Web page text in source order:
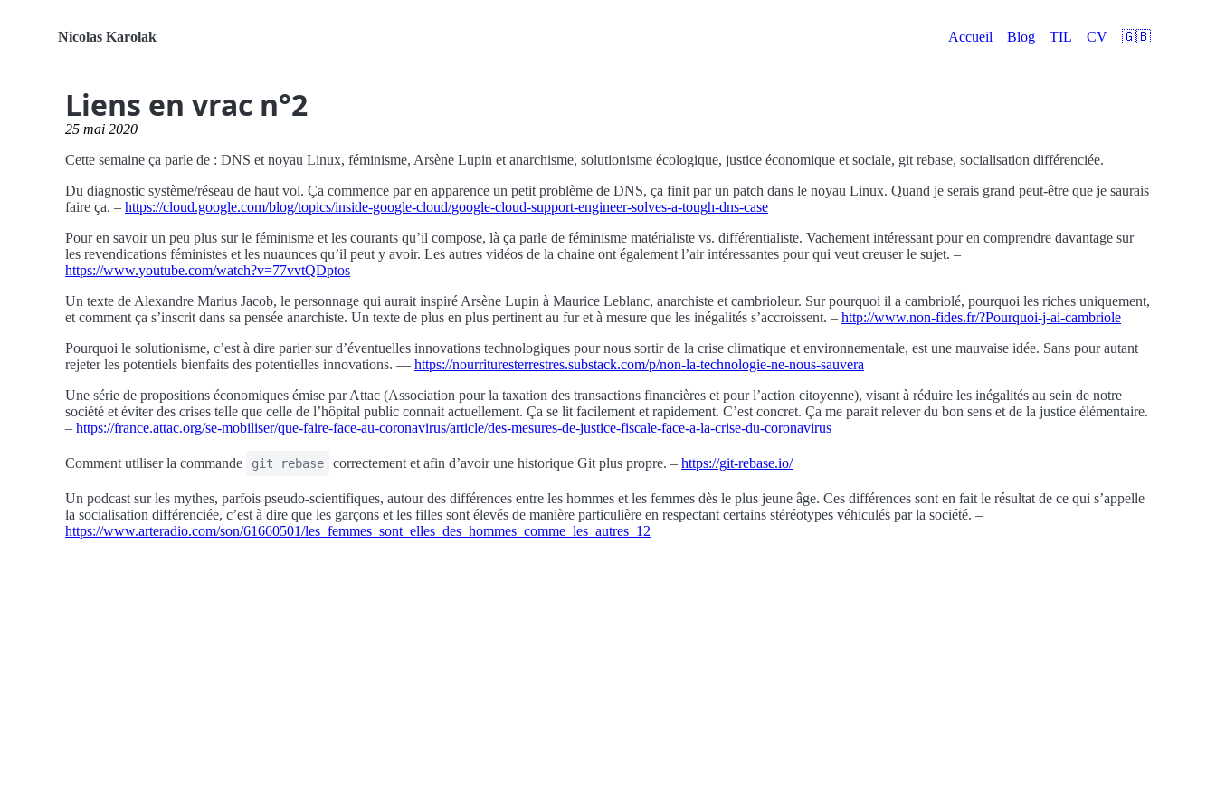
Nicolas Karolak Accueil Blog TIL CV 🇬🇧
Liens en vrac n°2
25 mai 2020
Cette semaine ça parle de : DNS et noyau Linux, féminisme, Arsène Lupin et anarchisme, solutionisme écologique, justice économique et sociale, git rebase, socialisation différenciée.
Du diagnostic système/réseau de haut vol. Ça commence par en apparence un petit problème de DNS, ça finit par un patch dans le noyau Linux. Quand je serais grand peut-être que je saurais
faire ça. – https://cloud.google.com/blog/topics/inside-google-cloud/google-cloud-support-engineer-solves-a-tough-dns-case
Pour en savoir un peu plus sur le féminisme et les courants qu’il compose, là ça parle de féminisme matérialiste vs. différentialiste. Vachement intéressant pour en comprendre davantage sur
les revendications féministes et les nuaunces qu’il peut y avoir. Les autres vidéos de la chaine ont également l’air intéressantes pour qui veut creuser le sujet. –
https://www.youtube.com/watch?v=77vvtQDptos
Un texte de Alexandre Marius Jacob, le personnage qui aurait inspiré Arsène Lupin à Maurice Leblanc, anarchiste et cambrioleur. Sur pourquoi il a cambriolé, pourquoi les riches uniquement,
et comment ça s’inscrit dans sa pensée anarchiste. Un texte de plus en plus pertinent au fur et à mesure que les inégalités s’accroissent. – http://www.non-fides.fr/?Pourquoi-j-ai-cambriole
Pourquoi le solutionisme, c’est à dire parier sur d’éventuelles innovations technologiques pour nous sortir de la crise climatique et environnementale, est une mauvaise idée. Sans pour autant
rejeter les potentiels bienfaits des potentielles innovations. — https://nourrituresterrestres.substack.com/p/non-la-technologie-ne-nous-sauvera
Une série de propositions économiques émise par Attac (Association pour la taxation des transactions financières et pour l’action citoyenne), visant à réduire les inégalités au sein de notre
société et éviter des crises telle que celle de l’hôpital public connait actuellement. Ça se lit facilement et rapidement. C’est concret. Ça me parait relever du bon sens et de la justice élémentaire.
– https://france.attac.org/se-mobiliser/que-faire-face-au-coronavirus/article/des-mesures-de-justice-fiscale-face-a-la-crise-du-coronavirus
Comment utiliser la commande git rebase correctement et afin d’avoir une historique Git plus propre. – https://git-rebase.io/
Un podcast sur les mythes, parfois pseudo-scientifiques, autour des différences entre les hommes et les femmes dès le plus jeune âge. Ces différences sont en fait le résultat de ce qui s’appelle
la socialisation différenciée, c’est à dire que les garçons et les filles sont élevés de manière particulière en respectant certains stéréotypes véhiculés par la société. –
https://www.arteradio.com/son/61660501/les_femmes_sont_elles_des_hommes_comme_les_autres_12